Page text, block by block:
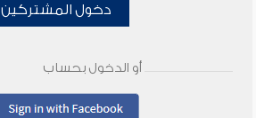
دخول المشتركين
أو الدخول بحساب